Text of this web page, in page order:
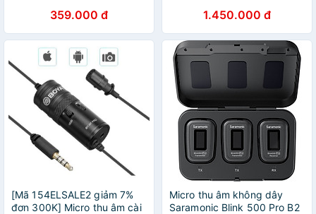
359.000 đ 1.450.000 đ
[Mã 154ELSALE2 giảm 7%
đơn 300K] Micro thu âm cài
Micro thu âm không dây
Saramonic Blink 500 Pro B2